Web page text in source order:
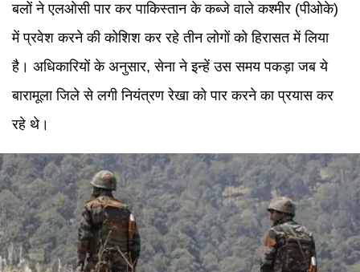
बलों ने एलओसी पार कर पाकिस्तान के कब्जे वाले कश्मीर (पीओके)
में प्रवेश करने की कोशिश कर रहे तीन लोगों को हिरासत में लिया
है। अधिकारियों के अनुसार, सेना ने इन्हें उस समय पकड़ा जब ये
बारामूला जिले से लगी नियंत्रण रेखा को पार करने का प्रयास कर
रहे थे।